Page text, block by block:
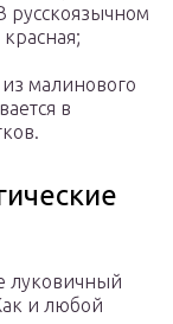
русскоязычном
малинового
в
луковичный
и любой